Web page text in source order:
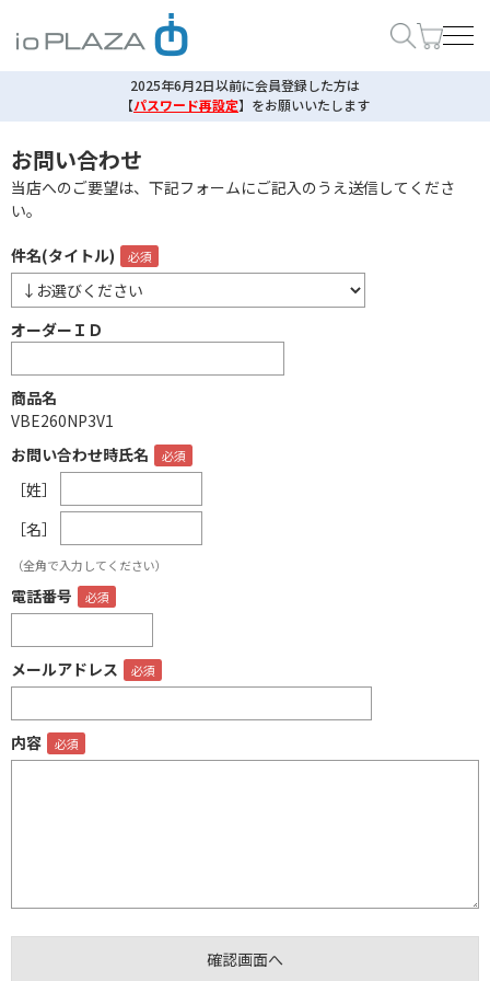
2025年6月2日以前に会員登録した方は
【パスワード再設定】 をお願いいたします
お問い合わせ
当店へのご要望は、下記フォームにご記入のうえ送信してくださ
い。
件名(タイトル)
オーダーＩＤ
商品名
VBE260NP3V1
お問い合わせ時氏名
［姓］
［名］
（全角で入力してください）
電話番号
メールアドレス
内容